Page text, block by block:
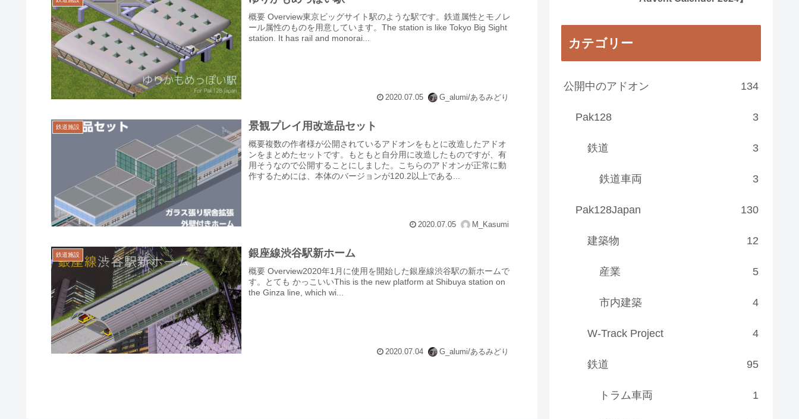
概要 Overview東京ビッグサイト駅のような駅です。鉄道属性とモノレ
ール属性のものを用意しています。The station is like Tokyo Big Sight
station. It has rail and monorai...
2020.07.05 G_alumi/あるみどり
鉄道施設 景観プレイ用改造品セット
概要複数の作者様が公開されているアドオンをもとに改造したアドオ
ンをまとめたセットです。もともと自分用に改造したものですが、有
用そうなので公開することにしました。こちらのアドオンが正常に動
作するためには、本体のバージョンが120.2以上である...
2020.07.05 M_Kasumi
鉄道施設 銀座線渋谷駅新ホーム
概要 Overview2020年1月に使用を開始した銀座線渋谷駅の新ホームで
す。とても かっこいいThis is the new platform at Shibuya station on
the Ginza line, which wi...
2020.07.04 G_alumi/あるみどり
カテゴリー
公開中のアドオン 134
Pak128 3
鉄道 3
鉄道車両 3
Pak128Japan 130
建築物 12
産業 5
市内建築 4
W-Track Project 4
鉄道 95
トラム車両 1